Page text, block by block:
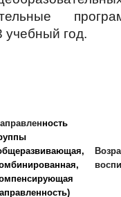
учебный год.
ность
вающая,
ванная,
рующая
ность)